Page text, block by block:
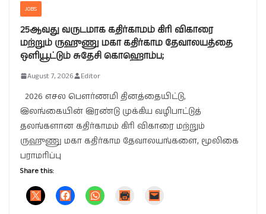
JOBS
25ஆவது வருடமாக கதிர்காமம் கிரி விகாரை
மற்றும் ருஹுணு மகா கதிர்காம தேவாலயத்தை
ஒளியூட்டும் சுதேசி கொஹொம்ப;
August 7, 2026 Editor
2026 எசல பௌர்ணமி தினத்தையிட்டு,
இலங்கையின் இரண்டு முக்கிய வழிபாட்டுத்
தலங்களான கதிர்காமம் கிரி விகாரை மற்றும்
ருஹுணு மகா கதிர்காம தேவாலயங்களை, மூலிகை
பராமரிப்பு
Share this: